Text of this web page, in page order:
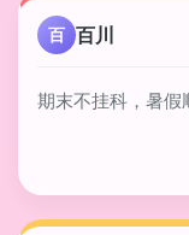
百 百川
期末不挂科，暑假